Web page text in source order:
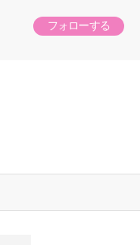
フォローする